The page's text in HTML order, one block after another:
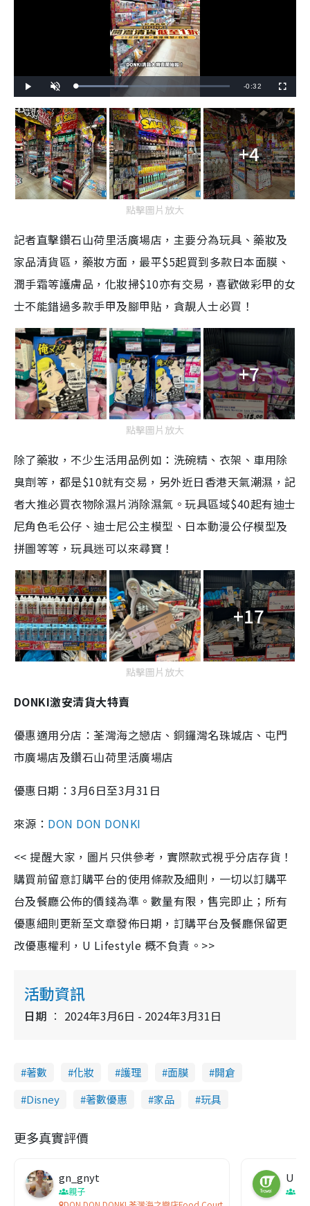
l
y
n
u
t
e
L
o
d
e
d
:
3
3
.
7
5
%
R
e
m
a
i
-0:32
u
l
s
r
e
e
n
+4
點擊圖片放大
記者直擊鑽石山荷里活廣場店，主要分為玩具、藥妝及
家品清貨區，藥妝方面，最平$5起買到多款日本面膜、
潤手霜等護膚品，化妝掃$10亦有交易，喜歡做彩甲的女
士不能錯過多款手甲及腳甲貼，貪靚人士必買！
+7
點擊圖片放大
除了藥妝，不少生活用品例如：洗碗精、衣架、車用除
臭劑等，都是$10就有交易，另外近日香港天氣潮濕，記
者大推必買衣物除濕片消除濕氣。玩具區域$40起有迪士
尼角色毛公仔、迪士尼公主模型、日本動漫公仔模型及
拼圖等等，玩具迷可以來尋寶！
+17
點擊圖片放大
DONKI激安清貨大特賣
優惠適用分店：荃灣海之戀店 、銅鑼灣名珠城店 、 屯門
市廣場店及鑽石山荷里活廣場店
優惠日期：3月6日至3月31日
來源： DON DON DONKI
<< 提醒大家，圖片只供參考，實際款式視乎分店存貨！
購買前留意訂購平台的使用條款及細則，一切以訂購平
台及餐廳公佈的價錢為準。數量有限，售完即止；所有
優惠細則更新至文章發佈日期，訂購平台及餐廳保留更
改優惠權利，U Lifestyle 概不負責。>>
活動資訊
日期 2024年3月6日 - 2024年3月31日
著數 化妝 護理 面膜
開倉
Disney
著數優惠 家品 玩具
更多真實評價
gn_gnyt
親子
U